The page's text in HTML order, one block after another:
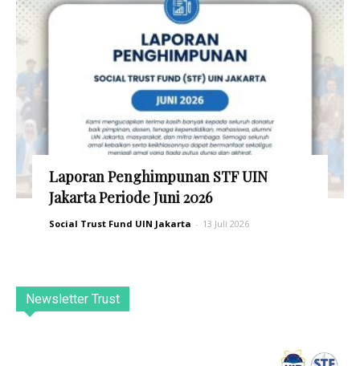
Laporan Penghimpunan STF UIN
Jakarta Periode Juni 2026
Social Trust Fund UIN Jakarta - 13 Juli 2026
Newsletter Trust